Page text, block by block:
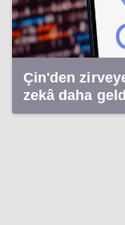
Çin'den
zekâ daha
Max